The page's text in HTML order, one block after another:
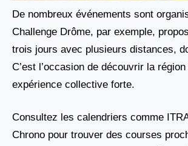
De nombreux événements sont
Challenge Drôme, par exemple,
trois jours avec plusieurs distances,
C’est l’occasion de découvrir la
expérience collective forte.
Consultez les calendriers comme
Chrono pour trouver des courses